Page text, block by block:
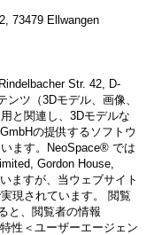
73479 Ellwangen
Str. 42, D-
ツ（3Dモデル、画像、
と関連し、3Dモデルな
の提供するソフトウ
ます。NeoSpace® では
Gordon House,
ますが、当ウェブサイト
現されています。 閲覧
と、閲覧者の情報
性＜ユーザーエージェン